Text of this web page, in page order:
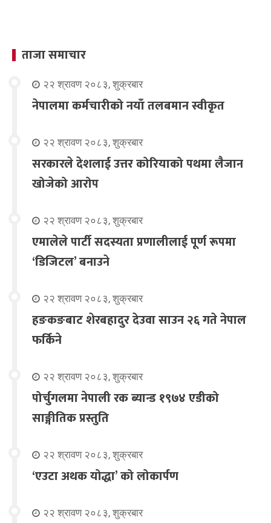
ताजा समाचार
२२ श्रावण २०८३, शुक्रबार
नेपालमा कर्मचारीको नयाँ तलबमान स्वीकृत
२२ श्रावण २०८३, शुक्रबार
सरकारले देशलाई उत्तर कोरियाको पथमा लैजान
खोजेको आरोप
२२ श्रावण २०८३, शुक्रबार
एमालेले पार्टी सदस्यता प्रणालीलाई पूर्ण रूपमा
‘डिजिटल’ बनाउने
२२ श्रावण २०८३, शुक्रबार
हङकङबाट शेरबहादुर देउवा साउन २६ गते नेपाल
फर्किने
२२ श्रावण २०८३, शुक्रबार
पोर्चुगलमा नेपाली रक ब्यान्ड १९७४ एडीको
साङ्गीतिक प्रस्तुति
२२ श्रावण २०८३, शुक्रबार
‘एउटा अथक योद्धा’ को लोकार्पण
२२ श्रावण २०८३, शुक्रबार